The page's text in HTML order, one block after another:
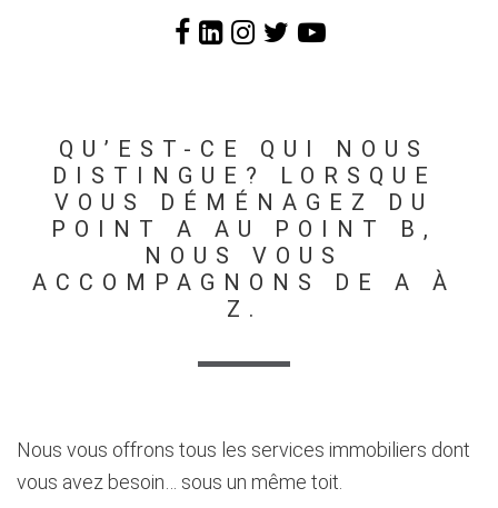
QU’EST-CE QUI NOUS
DISTINGUE? LORSQUE
VOUS DÉMÉNAGEZ DU
POINT A AU POINT B,
NOUS VOUS
ACCOMPAGNONS DE A À
Z.
Nous vous offrons tous les services immobiliers dont
vous avez besoin… sous un même toit.